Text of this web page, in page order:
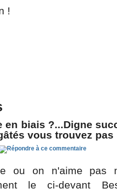
!
en biais ?...Digne
vous trouvez pas
ou on n'aime pas
le ci-devant